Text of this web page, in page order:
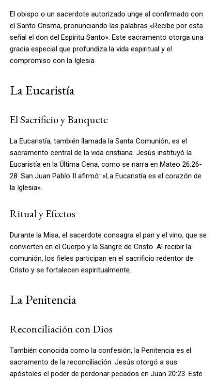
El obispo o un sacerdote autorizado unge al confirmado con
el Santo Crisma, pronunciando las palabras «Recibe por esta
señal el don del Espíritu Santo». Este sacramento otorga una
gracia especial que profundiza la vida espiritual y el
compromiso con la Iglesia.
La Eucaristía
El Sacrificio y Banquete
La Eucaristía, también llamada la Santa Comunión, es el
sacramento central de la vida cristiana. Jesús instituyó la
Eucaristía en la Última Cena, como se narra en Mateo 26:26-
28. San Juan Pablo II afirmó: «La Eucaristía es el corazón de
la Iglesia».
Ritual y Efectos
Durante la Misa, el sacerdote consagra el pan y el vino, que se
convierten en el Cuerpo y la Sangre de Cristo. Al recibir la
comunión, los fieles participan en el sacrificio redentor de
Cristo y se fortalecen espiritualmente.
La Penitencia
Reconciliación con Dios
También conocida como la confesión, la Penitencia es el
sacramento de la reconciliación. Jesús otorgó a sus
apóstoles el poder de perdonar pecados en Juan 20:23. Este